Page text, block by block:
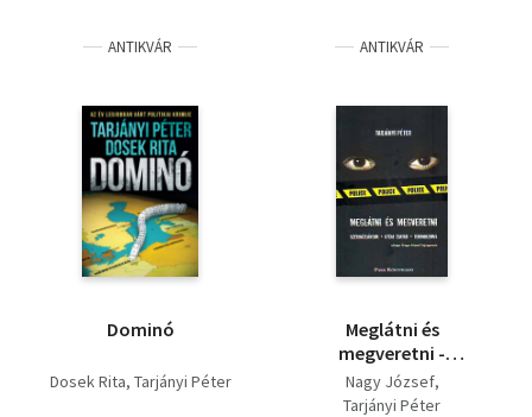
ANTIKVÁR
Dominó
Dosek Rita Tarjányi Péter
ANTIKVÁR
Meglátni és
megveretni -
Székházlángok, utcai
csaták, terror
Nagy József
Tarjányi Péter